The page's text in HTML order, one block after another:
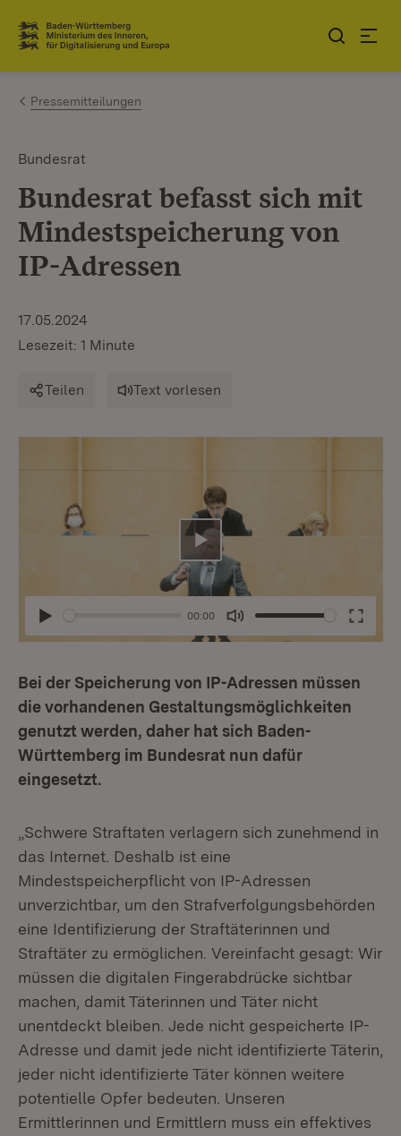
Zum Inhalt springen
Link zur Startseite
Pressemitteilungen
Bundesrat
Bundesrat befasst sich mit
Mindestspeicherung von
IP-Adressen
17.05.2024
Lesezeit: 1 Minute
Teilen Text vorlesen
Abspielen
00:00
Mute
Enter
Abspielen
Bei der Speicherung von IP-Adressen müssen
die vorhandenen Gestaltungsmöglichkeiten
genutzt werden, daher hat sich Baden-
Württemberg im Bundesrat nun dafür
eingesetzt.
„Schwere Straftaten verlagern sich zunehmend in
das Internet. Deshalb ist eine
Mindestspeicherpflicht von IP-Adressen
unverzichtbar, um den Strafverfolgungsbehörden
eine Identifizierung der Straftäterinnen und
Straftäter zu ermöglichen. Vereinfacht gesagt: Wir
müssen die digitalen Fingerabdrücke sichtbar
machen, damit Täterinnen und Täter nicht
unentdeckt bleiben. Jede nicht gespeicherte IP-
Adresse und damit jede nicht identifizierte Täterin,
jeder nicht identifizierte Täter können weitere
potentielle Opfer bedeuten. Unseren
Ermittlerinnen und Ermittlern muss ein effektives